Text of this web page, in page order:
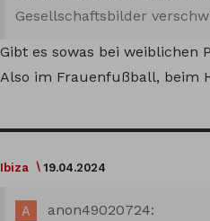
Gesellschaftsbilder
Gibt es sowas bei weiblichen
Also im Frauenfußball, beim
Ibiza 19.04.2024
anon49020724: